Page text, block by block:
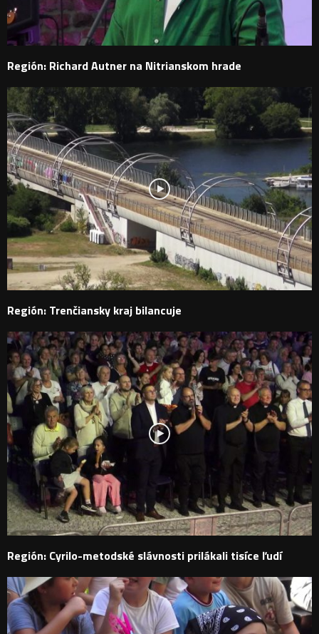
Región: Richard Autner na Nitrianskom hrade
Región: Trenčiansky kraj bilancuje
Región: Cyrilo-metodské slávnosti prilákali tisíce ľudí